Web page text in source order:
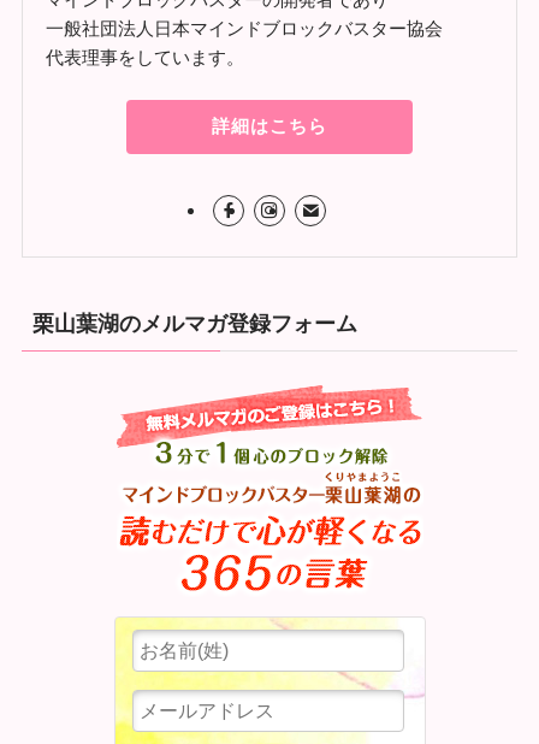
一般社団法人日本マインドブロックバスター協会
代表理事をしています。
詳細はこちら
栗山葉湖のメルマガ登録フォーム